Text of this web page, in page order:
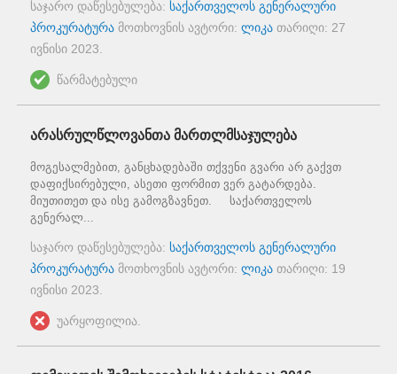
საჯარო დაწესებულება: საქართველოს გენერალური
პროკურატურა მოთხოვნის ავტორი: ლიკა თარიღი: 27
ივნისი 2023
წარმატებული
არასრულწლოვანთა მართლმსაჯულება
მოგესალმებით, განცხადებაში თქვენი გვარი არ გაქვთ
დაფიქსირებული, ასეთი ფორმით ვერ გატარდება.
მიუთითეთ და ისე გამოგზავნეთ. საქართველოს
გენერალ...
საჯარო დაწესებულება: საქართველოს გენერალური
პროკურატურა მოთხოვნის ავტორი: ლიკა თარიღი: 19
ივნისი 2023
უარყოფილია.